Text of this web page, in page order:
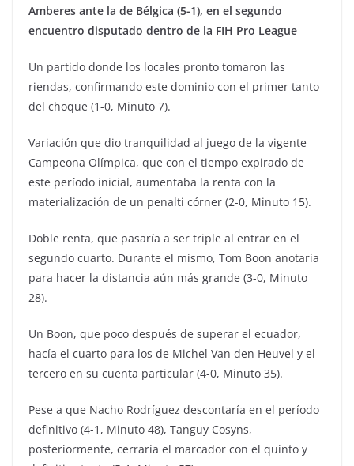
Amberes ante la de Bélgica (5-1), en el segundo
encuentro disputado dentro de la FIH Pro League
Un partido donde los locales pronto tomaron las
riendas, confirmando este dominio con el primer tanto
del choque (1-0, Minuto 7).
Variación que dio tranquilidad al juego de la vigente
Campeona Olímpica, que con el tiempo expirado de
este período inicial, aumentaba la renta con la
materialización de un penalti córner (2-0, Minuto 15).
Doble renta, que pasaría a ser triple al entrar en el
segundo cuarto. Durante el mismo, Tom Boon anotaría
para hacer la distancia aún más grande (3-0, Minuto
28).
Un Boon, que poco después de superar el ecuador,
hacía el cuarto para los de Michel Van den Heuvel y el
tercero en su cuenta particular (4-0, Minuto 35).
Pese a que Nacho Rodríguez descontaría en el período
definitivo (4-1, Minuto 48), Tanguy Cosyns,
posteriormente, cerraría el marcador con el quinto y